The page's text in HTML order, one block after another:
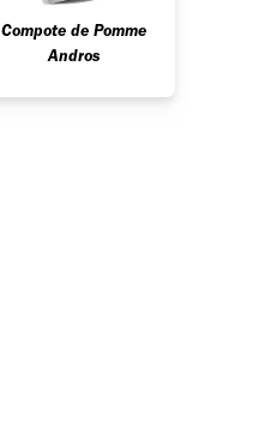
Compote de Pomme
Andros